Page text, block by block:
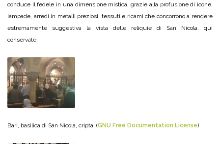
conduce il fedele in una dimensione mistica, grazie alla profusione di icone,
lampade, arredi in metalli preziosi, tessuti e ricami che concorrono a rendere
estremamente suggestiva la vista delle reliquie di San Nicola, qui
conservate.
Bari, basilica di San Nicola, cripta. (GNU Free Documentation License)